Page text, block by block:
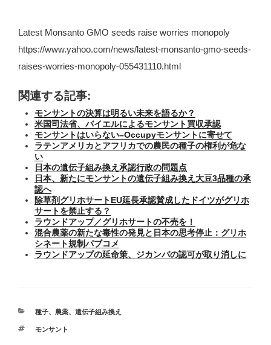
Latest Monsanto GMO seeds raise worries monopoly
https://www.yahoo.com/news/latest-monsanto-gmo-seeds-
raises-worries-monopoly-055431110.html
関連する記事:
モンサントの決算は明るい未来を語るか？
米国司法省、バイエルによるモンサント買収承認
モンサントはいらない–Occupyモンサントに寄せて
ラテンアメリカとアフリカでの農民の種子の権利が危な
い
日本の遺伝子組み換え承認行政の問題点
日本、新たにモンサントの遺伝子組み換え大豆3品種の承
認へ
除草剤グリホサートEU延長承認賛成したドイツがグリホ
サートを禁止する？
ラウンドアップ／グリホサートの不売を！
混合農薬の新たな毒性の発見と日本の思考停止：グリホ
シネート規制パブコメ
ラウンドアップの延命策、ジカンバの認可が取り消しに
カ
ゴ
種子、 農薬、 遺伝子組み換え
タ
モンサント